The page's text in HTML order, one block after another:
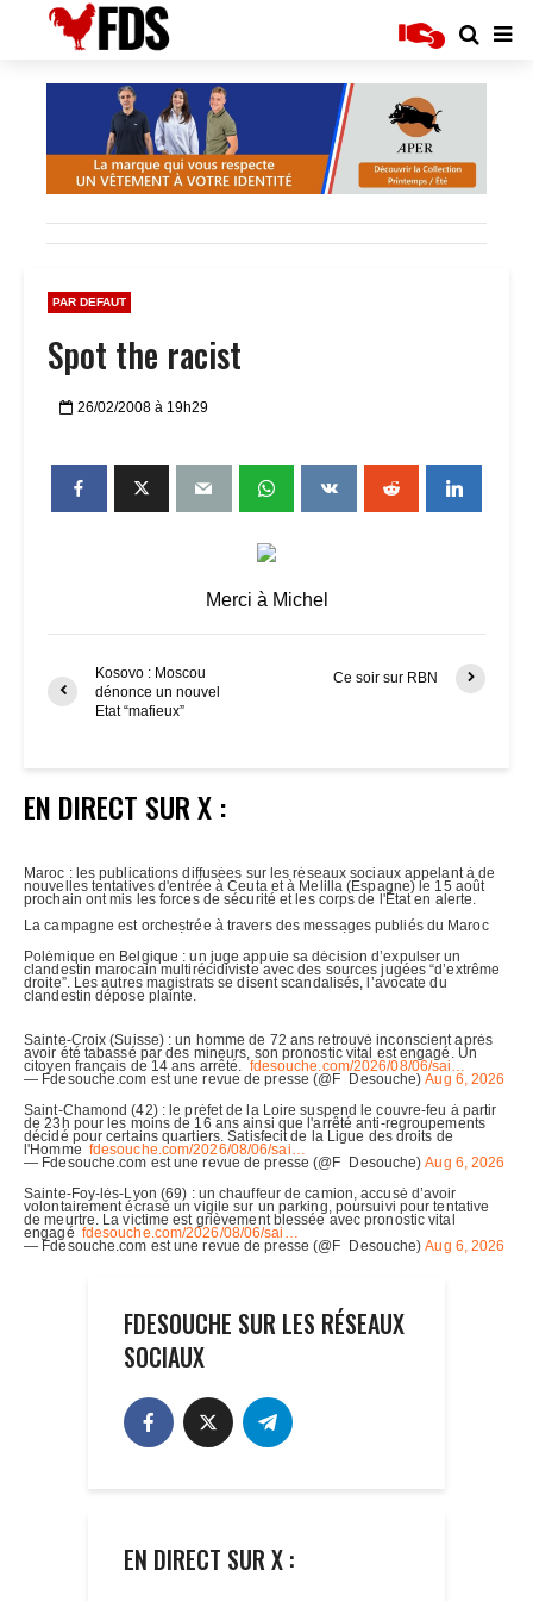
PAR DEFAUT
Spot the racist
26/02/2008 à 19h29
Merci à Michel
Kosovo : Moscou
dénonce un nouvel
Etat “mafieux”
Ce soir sur RBN
EN DIRECT SUR X :
FDESOUCHE SUR LES RÉSEAUX
SOCIAUX
EN DIRECT SUR X :